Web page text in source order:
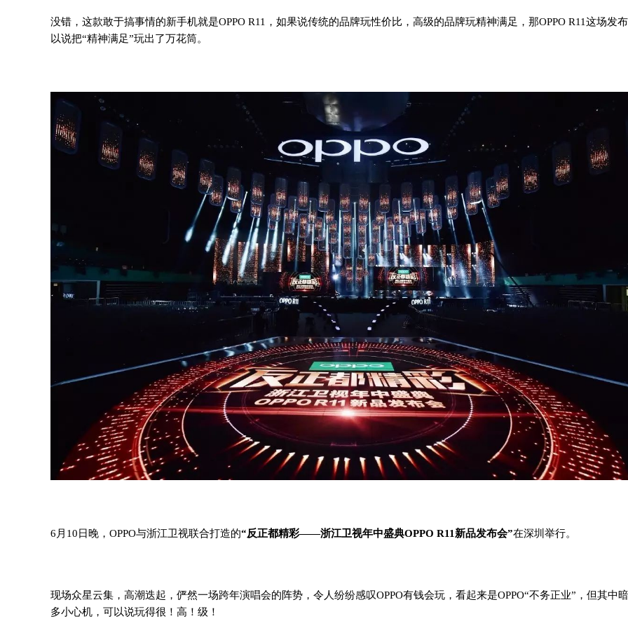
没错， 这款敢于搞事情的新手机就是OPPO R11， 如果说传统的品牌玩性价比， 高级的品牌玩精神满足， 那OPPO R11这场发
以说把“精神满足”玩出了万花筒。
6月10日晚， OPPO与浙江卫视联合打造的“反正都精彩——浙江卫视年中盛典OPPO R11新品发布会”在深圳举行。
现场众星云集，高潮迭起， 俨然一场跨年演唱会的阵势， 令人纷纷感叹OPPO有钱会玩， 看起来是OPPO“不务正业”， 但其中
多小心机， 可以说玩得很！高！级！